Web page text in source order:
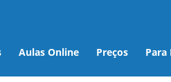
Aulas Online Preços Para